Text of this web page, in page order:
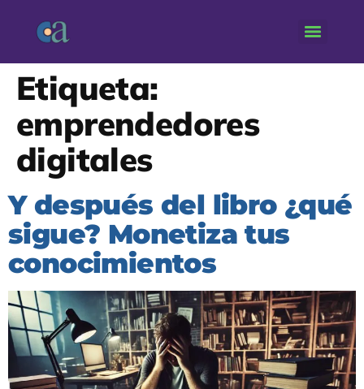
Etiqueta:
emprendedores
digitales
Y después del libro ¿qué
sigue? Monetiza tus
conocimientos